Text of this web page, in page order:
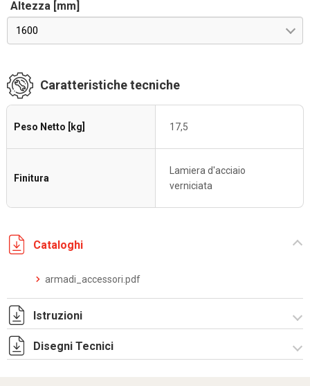
Altezza [mm]
1600
Caratteristiche tecniche
Peso Netto [kg] 17,5
Finitura
Lamiera d'acciaio
verniciata
Cataloghi
armadi_accessori.pdf
Istruzioni
Istruzioni di montaggio CQE_stampa.pdf
Disegni Tecnici